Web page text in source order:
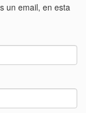
un email, en esta